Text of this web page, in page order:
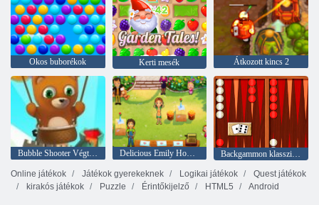
Okos buborékok Kerti mesék Átkozott kincs 2
Bubble Shooter Végtelen Delicious Emily Home Sweet Home
Backgammon klasszikus
Online játékok
Játékok gyerekeknek Logikai játékok
Quest játékok
kirakós játékok
Puzzle Érintőkijelző HTML5 Android